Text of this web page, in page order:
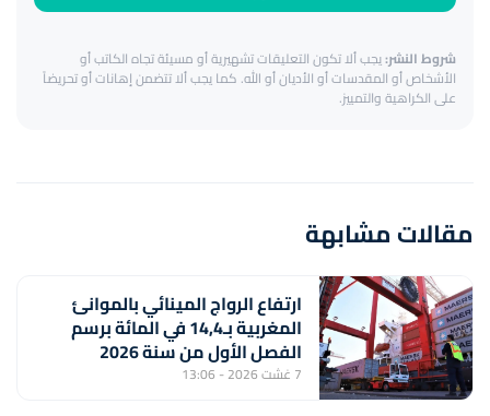
شروط النشر:يجب ألا تكون التعليقات تشهيرية أو مسيئة تجاه الكاتب أو
الأشخاص أو المقدسات أو الأديان أو الله. كما يجب ألا تتضمن إهانات أو تحريضاً
على الكراهية والتمييز.
مقالات مشابهة
ارتفاع الرواج المينائي بالموانئ
المغربية بـ14,4 في المائة برسم
الفصل الأول من سنة 2026
7 غشت 2026 - 13:06